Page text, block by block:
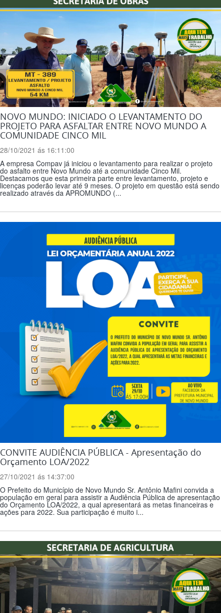
NOVO MUNDO: INICIADO O LEVANTAMENTO DO
PROJETO PARA ASFALTAR ENTRE NOVO MUNDO A
COMUNIDADE CINCO MIL
28/10/2021 ás 16:11:00
A empresa Compav já iniciou o levantamento para realizar o projeto
do asfalto entre Novo Mundo até a comunidade Cinco Mil.
Destacamos que esta primeira parte entre levantamento, projeto e
licenças poderão levar até 9 meses. O projeto em questão está sendo
realizado através da APROMUNDO (...
CONVITE AUDIÊNCIA PÚBLICA - Apresentação do
Orçamento LOA/2022
27/10/2021 ás 14:37:00
O Prefeito do Município de Novo Mundo Sr. Antônio Mafini convida a
população em geral para assistir a Audiência Pública de apresentação
do Orçamento LOA/2022, a qual apresentará as metas financeiras e
ações para 2022. Sua participação é muito i...